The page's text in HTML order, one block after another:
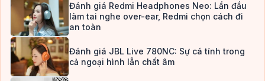
Đánh giá Redmi Headphones Neo: Lần đầu
làm tai nghe over-ear, Redmi chọn cách đi
an toàn
Đánh giá JBL Live 780NC: Sự cá tính trong
cả ngoại hình lẫn chất âm